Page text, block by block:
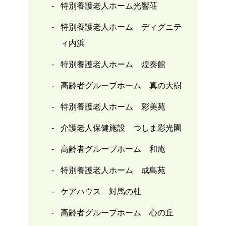
特別養護老人ホーム光響荘
特別養護老人ホーム ディグニテ
ィ内浜
特別養護老人ホーム 煌奏館
高齢者グループホーム 真の大樹
特別養護老人ホーム 彩美苑
介護老人保健施設 つしま彩光園
高齢者グループホーム 和庵
特別養護老人ホーム 成島苑
ケアハウス 対馬の杜
高齢者グループホーム 心の丘